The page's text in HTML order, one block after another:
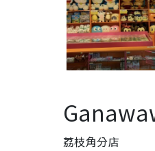
荔枝角分店